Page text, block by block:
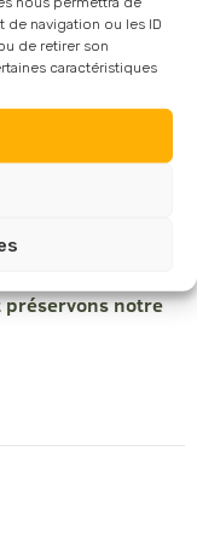
navigation ou les ID
de retirer son
caractéristiques
parfois
crucial que
notre
préservons notre